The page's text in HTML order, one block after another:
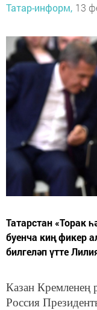
Татар-информ, 13
Татарстан «Торак
буенча киң фикер
билгеләп үтте
Казан Кремленең
Россия